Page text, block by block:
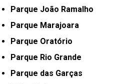
Parque João Ramalho
Parque Marajoara
Parque Oratório
Parque Rio Grande
Parque das Garças